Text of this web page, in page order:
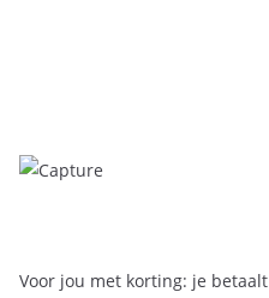
Voor jou met korting: je betaalt